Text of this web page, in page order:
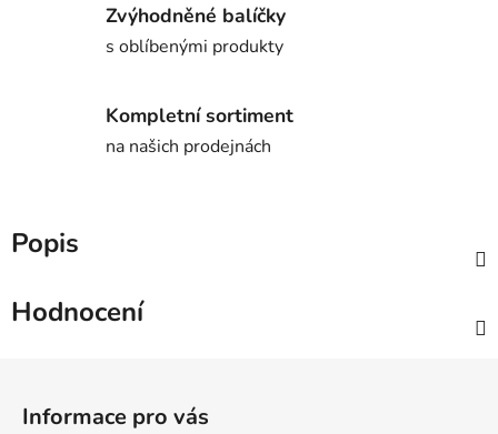
Zvýhodněné balíčky
s oblíbenými produkty
Kompletní sortiment
na našich prodejnách
Popis
Hodnocení
Informace pro vás